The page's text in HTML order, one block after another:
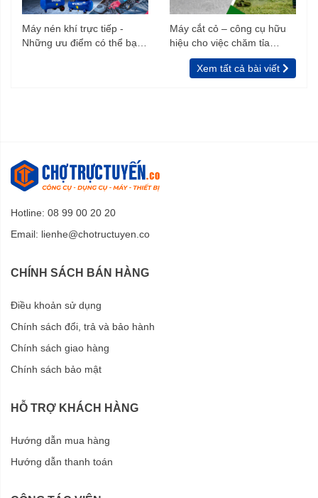
Máy nén khí trực tiếp -
Những ưu điểm có thể bạn
Máy cắt cỏ – công cụ hữu
hiệu cho việc chăm tỉa
vườn, rào
Xem tất cả bài viết
Hotline: 08 99 00 20 20
Email: lienhe@chotructuyen.co
CHÍNH SÁCH BÁN HÀNG
Điều khoản sử dụng
Chính sách đổi, trả và bảo hành
Chính sách giao hàng
Chính sách bảo mật
HỖ TRỢ KHÁCH HÀNG
Hướng dẫn mua hàng
Hướng dẫn thanh toán